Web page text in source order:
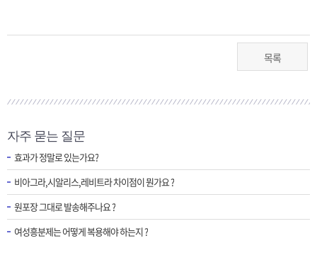
목록
자주 묻는 질문
효과가 정말로 있는가요?
비아그라,시알리스,레비트라 차이점이 뭔가요 ?
원포장 그대로 발송해주나요 ?
여성흥분제는 어떻게 복용해야 하는지 ?